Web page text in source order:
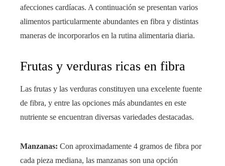
afecciones cardíacas. A continuación se presentan varios
alimentos particularmente abundantes en fibra y distintas
maneras de incorporarlos en la rutina alimentaria diaria.
Frutas y verduras ricas en fibra
Las frutas y las verduras constituyen una excelente fuente
de fibra, y entre las opciones más abundantes en este
nutriente se encuentran diversas variedades destacadas.
Manzanas: Con aproximadamente 4 gramos de fibra por
cada pieza mediana, las manzanas son una opción